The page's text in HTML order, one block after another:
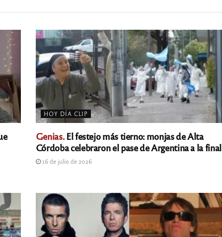
HOY DÍA CLIP
Genias.El festejo más tierno: monjas de Alta
Córdoba celebraron el pase de Argentina a la final
16 de julio de 2026